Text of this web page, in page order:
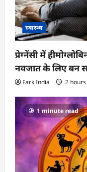
स्वास्थ्य
प्रेग्नेंसी में
नवजात के लिए बन
Fark India 2
1 minute read